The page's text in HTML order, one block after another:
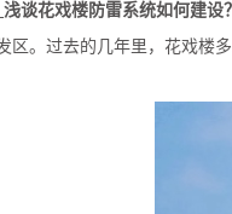
谈花戏楼防雷系统如何建设？
区。过去的几年里，花戏楼